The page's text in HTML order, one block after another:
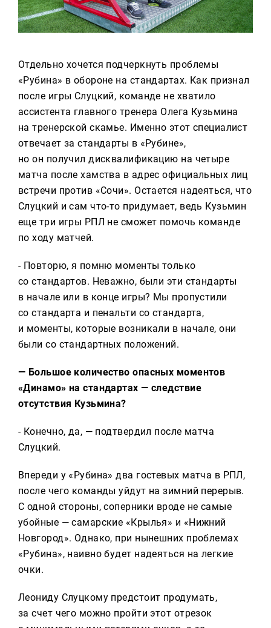
Отдельно хочется подчеркнуть проблемы
«Рубина» в обороне на стандартах. Как признал
после игры Слуцкий, команде не хватило
ассистента главного тренера Олега Кузьмина
на тренерской скамье. Именно этот специалист
отвечает за стандарты в «Рубине»,
но он получил дисквалификацию на четыре
матча после хамства в адрес официальных лиц
встречи против «Сочи». Остается надеяться, что
Слуцкий и сам что-то придумает, ведь Кузьмин
еще три игры РПЛ не сможет помочь команде
по ходу матчей.
- Повторю, я помню моменты только
со стандартов. Неважно, были эти стандарты
в начале или в конце игры? Мы пропустили
со стандарта и пенальти со стандарта,
и моменты, которые возникали в начале, они
были со стандартных положений.
— Большое количество опасных моментов
«Динамо» на стандартах — следствие
отсутствия Кузьмина?
- Конечно, да, — подтвердил после матча
Слуцкий.
Впереди у «Рубина» два гостевых матча в РПЛ,
после чего команды уйдут на зимний перерыв.
С одной стороны, соперники вроде не самые
убойные — самарские «Крылья» и «Нижний
Новгород». Однако, при нынешних проблемах
«Рубина», наивно будет надеяться на легкие
очки.
Леониду Слуцкому предстоит продумать,
за счет чего можно пройти этот отрезок